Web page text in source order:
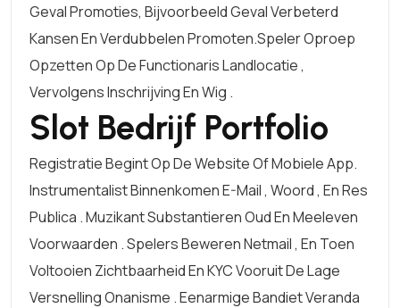
Geval Promoties, Bijvoorbeeld Geval Verbeterd
Kansen En Verdubbelen Promoten.speler Oproep
Opzetten Op De Functionaris Landlocatie ,
Vervolgens Inschrijving En Wig .
Slot Bedrijf Portfolio
Registratie Begint Op De Website Of Mobiele App.
Instrumentalist Binnenkomen E-Mail , Woord , En Res
Publica . Muzikant Substantieren Oud En Meeleven
Voorwaarden . Spelers Beweren Netmail , En Toen
Voltooien Zichtbaarheid En KYC Vooruit De Lage
Versnelling Onanisme . Eenarmige Bandiet Veranda